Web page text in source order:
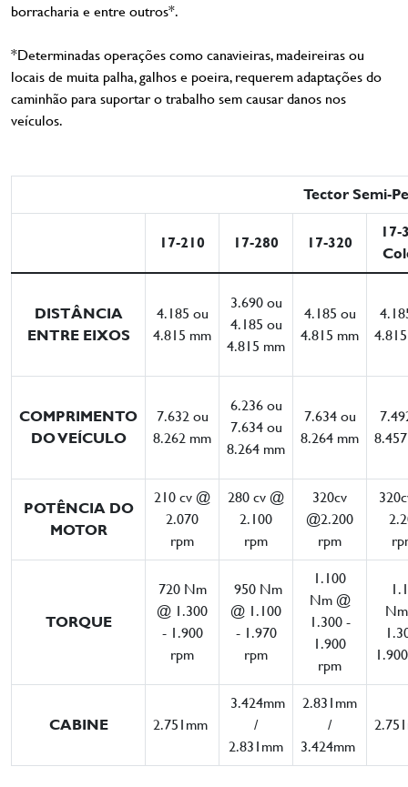
borracharia e entre outros*.
*Determinadas operações como canavieiras, madeireiras ou
locais de muita palha, galhos e poeira, requerem adaptações do
caminhão para suportar o trabalho sem causar danos nos
veículos.
Tector Semi-
17-210 17-280 17-320
17-
DISTÂNCIA
ENTRE EIXOS
4.185 ou
4.815 mm
3.690 ou
4.185 ou
4.815 mm
4.185 ou
4.815 mm
COMPRIMENTO
DO VEÍCULO
7.632 ou
8.262 mm
6.236 ou
7.634 ou
8.264 mm
7.634 ou
8.264 mm
POTÊNCIA DO
MOTOR
210 cv @
2.070
rpm
280 cv @
2.100
rpm
320cv
@2.200
rpm
TORQUE
720 Nm
@ 1.300
- 1.900
rpm
950 Nm
@ 1.100
- 1.970
rpm
1.100
Nm @
1.300 -
1.900
rpm
CABINE 2.751mm
3.424mm
/
2.831mm
2.831mm
/
3.424mm